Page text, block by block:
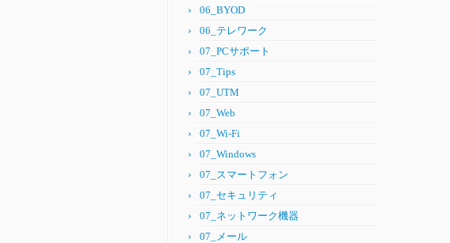
06_BYOD
06_テレワーク
07_PCサポート
07_Tips
07_UTM
07_Web
07_Wi-Fi
07_Windows
07_スマートフォン
07_セキュリティ
07_ネットワーク機器
07_メール